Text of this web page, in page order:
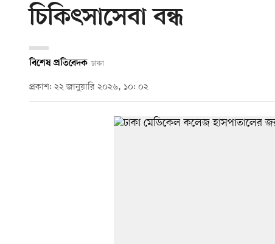
চিকিৎসাসেবা বন্ধ
বিশেষ প্রতিবেদক ঢাকা
প্রকাশ: ২২ জানুয়ারি ২০২৬, ১০: ০২